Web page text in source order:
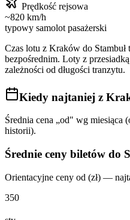
Prędkość rejsowa
~820 km/h
typowy samolot pasażerski
Czas lotu z Kraków do Stambuł
bezpośrednim. Loty z
zależności od długości tranzytu.
Kiedy najtaniej z
Średnia cena „od" wg miesiąca
historii).
Średnie ceny biletów do
Orientacyjne ceny od (zł) —
350